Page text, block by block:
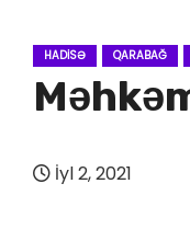
HADISƏ QARABAĞ
İyl 2, 2021